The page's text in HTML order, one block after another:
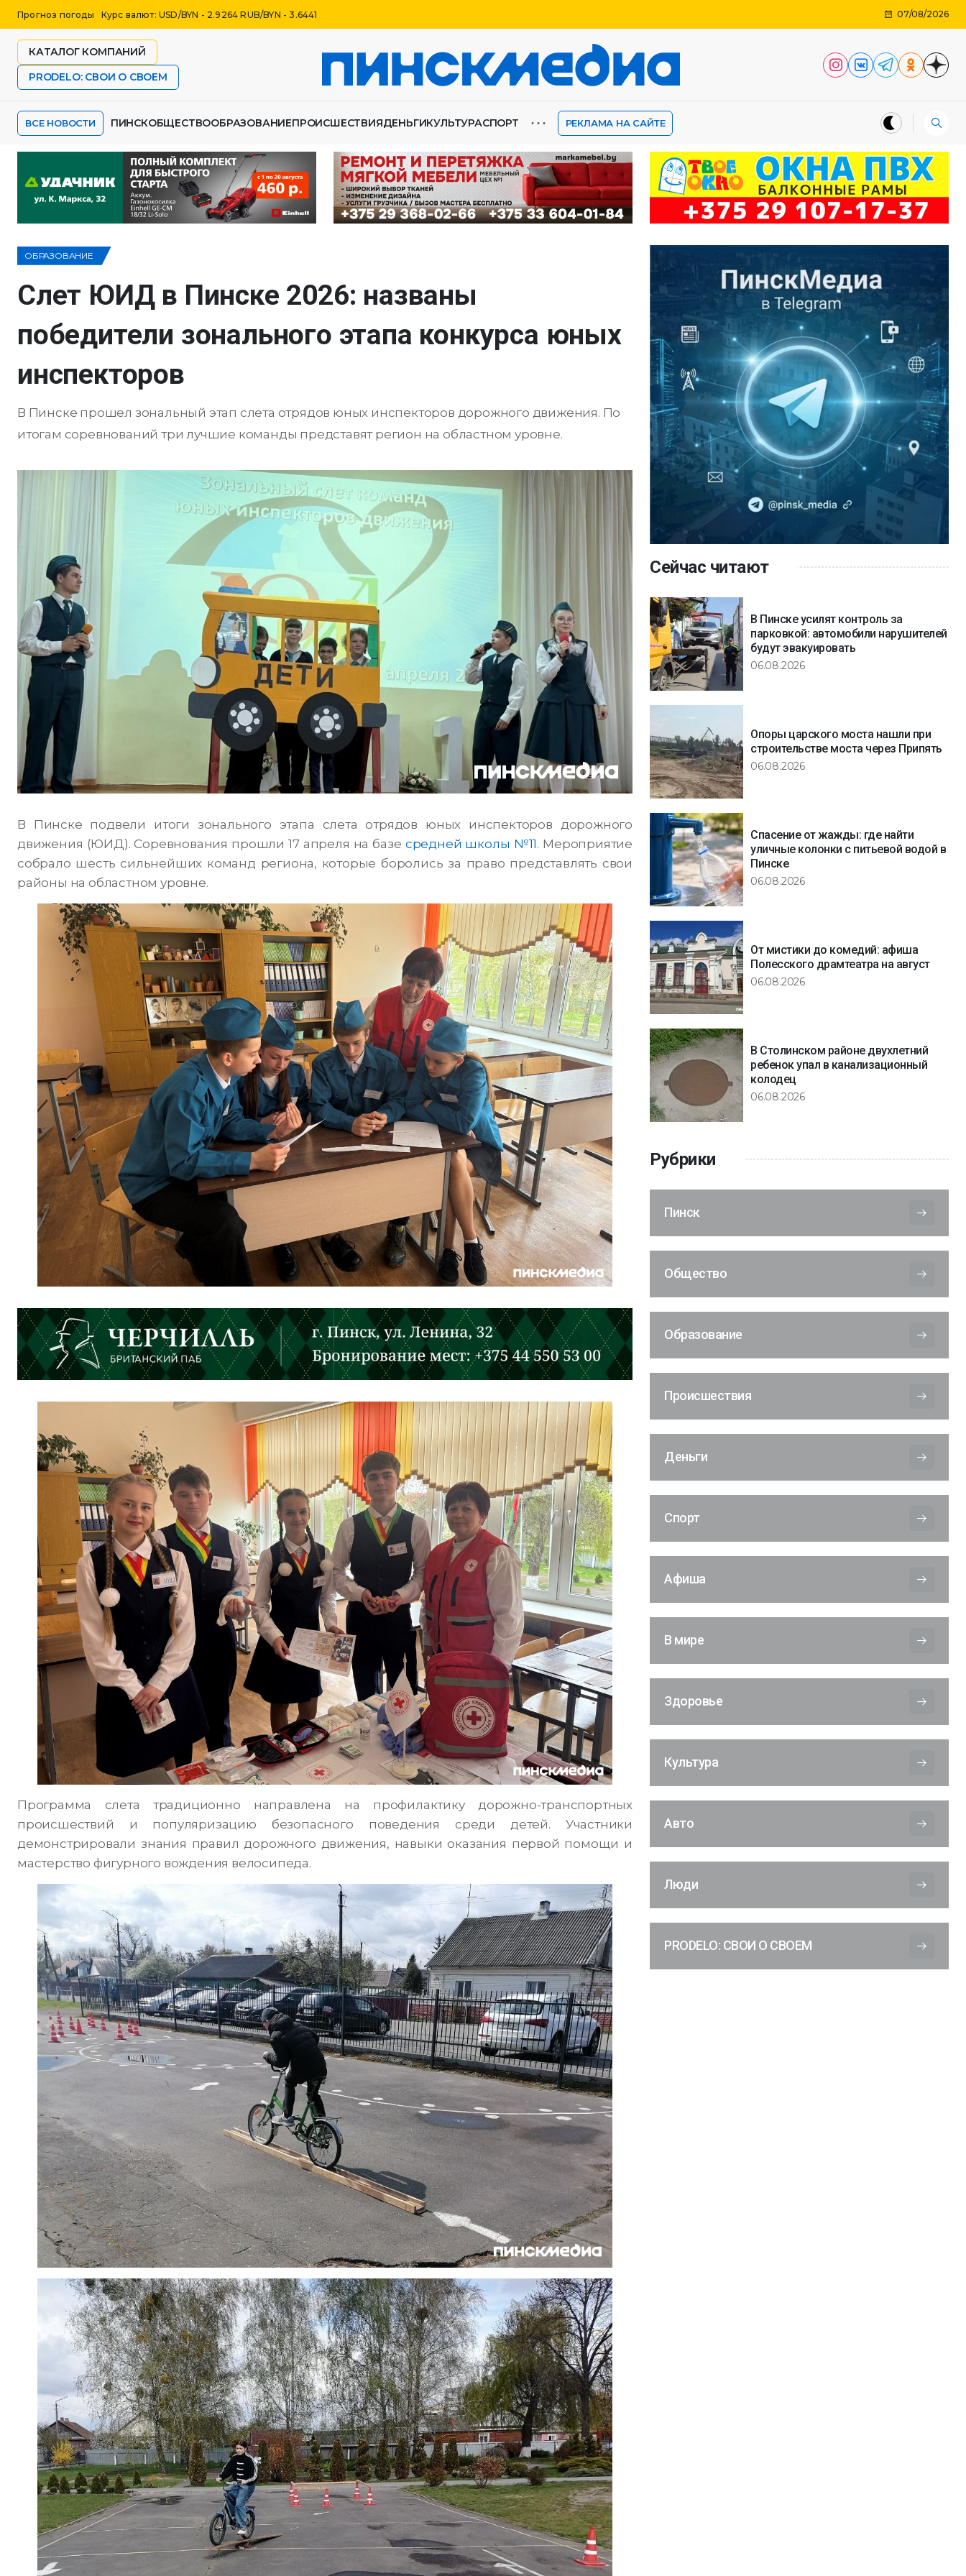
Прогноз погоды Курс валют: USD/BYN - 2.9264 RUB/BYN - 3.6441 07/08/2026
КАТАЛОГ КОМПАНИЙ
PRODELO: СВОИ О СВОЕМ
ВСЕ НОВОСТИ ПИНСКОБЩЕСТВООБРАЗОВАНИЕПРОИСШЕСТВИЯДЕНЬГИКУЛЬТУРАСПОРТ ⋯ РЕКЛАМА НА САЙТЕ
ОБРАЗОВАНИЕ
Слет ЮИД в Пинске 2026: названы
победители зонального этапа конкурса юных
инспекторов
В Пинске прошел зональный этап слета отрядов юных инспекторов дорожного движения. По
итогам соревнований три лучшие команды представят регион на областном уровне.
В Пинске подвели итоги зонального этапа слета отрядов юных инспекторов дорожного
движения (ЮИД). Соревнования прошли 17 апреля на базе средней школы №11. Мероприятие
собрало шесть сильнейших команд региона, которые боролись за право представлять свои
районы на областном уровне.
Программа слета традиционно направлена на профилактику дорожно-транспортных
происшествий и популяризацию безопасного поведения среди детей. Участники
демонстрировали знания правил дорожного движения, навыки оказания первой помощи и
мастерство фигурного вождения велосипеда.
Сейчас читают
В Пинске усилят контроль за
парковкой: автомобили нарушителей
будут эвакуировать
06.08.2026
Опоры царского моста нашли при
строительстве моста через Припять
06.08.2026
Спасение от жажды: где найти
уличные колонки с питьевой водой в
Пинске
06.08.2026
От мистики до комедий: афиша
Полесского драмтеатра на август
06.08.2026
В Столинском районе двухлетний
ребенок упал в канализационный
колодец
06.08.2026
Рубрики
Пинск
Общество
Образование
Происшествия
Деньги
Спорт
Афиша
В мире
Здоровье
Культура
Авто
Люди
PRODELO: СВОИ О СВОЕМ